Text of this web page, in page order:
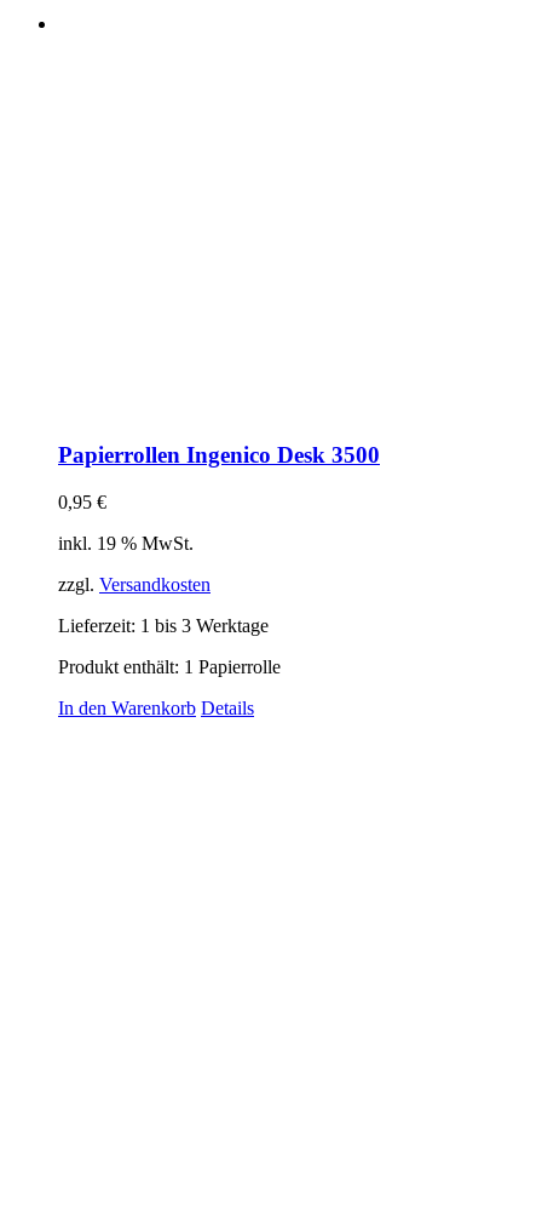
Papierrollen Ingenico Desk 3500
0,95 €
inkl. 19 % MwSt.
zzgl. Versandkosten
Lieferzeit: 1 bis 3 Werktage
Produkt enthält: 1 Papierrolle
In den Warenkorb Details